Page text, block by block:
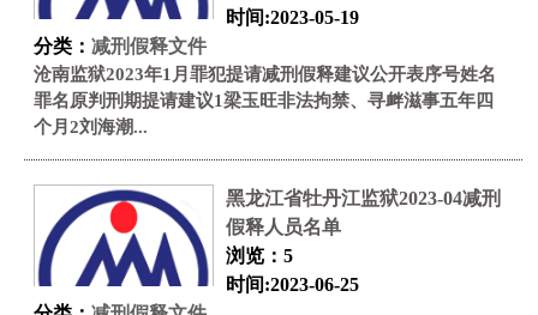
时间:2023-05-19
分类： 减刑假释文件
沧南监狱2023年1月罪犯提请减刑假释建议公开表序号姓名
罪名原判刑期提请建议1梁玉旺非法拘禁、寻衅滋事五年四
个月2刘海潮...
黑龙江省牡丹江监狱2023-04减刑
假释人员名单
浏览：5
时间:2023-06-25